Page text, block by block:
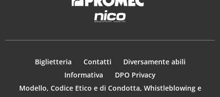
Biglietteria Contatti
Diversamente abili
Informativa
DPO Privacy
Modello, Codice Etico e di Condotta, Whistleblowing e